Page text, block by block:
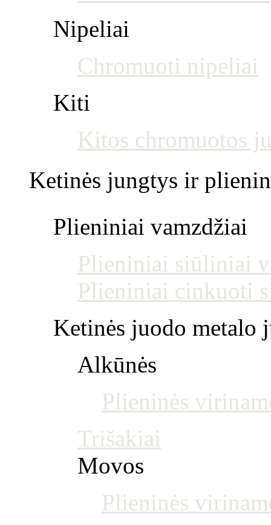
Nipeliai
Chromuoti nipeliai
Kiti
Kitos chromuotos
Ketinės jungtys ir
Plieniniai vamzdžiai
Plieniniai siūliniai
Plieniniai cinkuoti
Ketinės juodo metalo
Alkūnės
Plieninės
Trišakiai
Movos
Plieninės